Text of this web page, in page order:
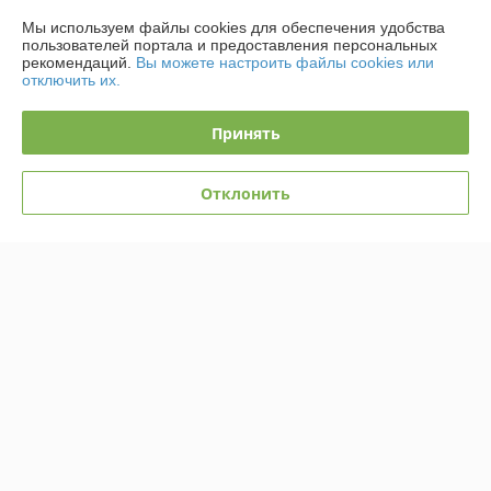
Полная версия сайта
Сайт создан на платформе Deal.by
Мы используем файлы cookies для обеспечения удобства
пользователей портала и предоставления персональных
рекомендаций. Вы можете настроить файлы cookies или
отключить их.
Принять
Отклонить